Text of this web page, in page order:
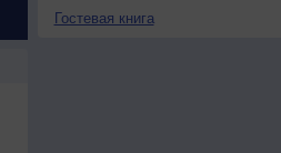
Гостевая книга